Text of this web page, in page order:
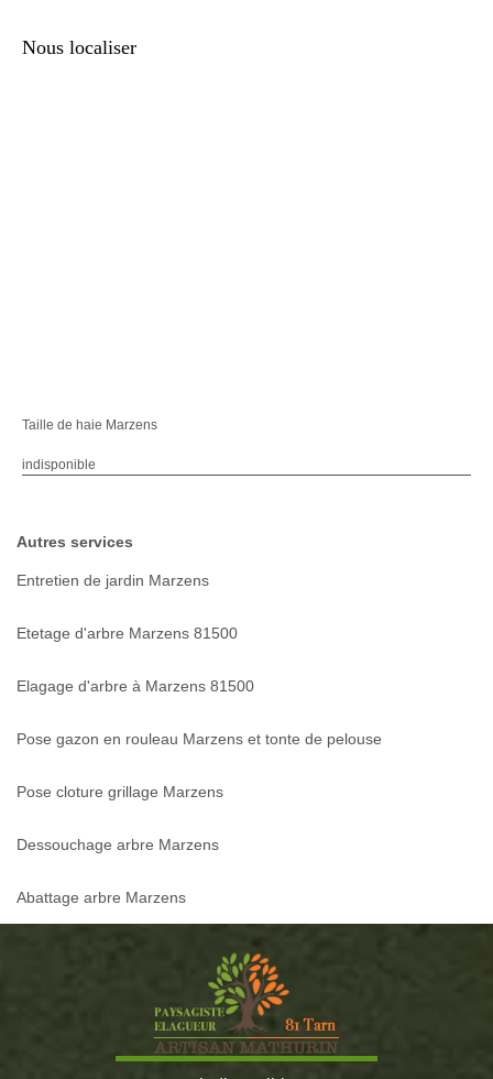
Nous localiser
Taille de haie Marzens
indisponible
Autres services
Entretien de jardin Marzens
Etetage d'arbre Marzens 81500
Elagage d'arbre à Marzens 81500
Pose gazon en rouleau Marzens et tonte de pelouse
Pose cloture grillage Marzens
Dessouchage arbre Marzens
Abattage arbre Marzens